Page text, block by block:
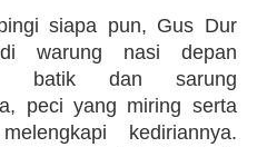
siapa pun, Gus Dur
warung nasi depan
batik dan sarung
peci yang miring serta
kediriannya.